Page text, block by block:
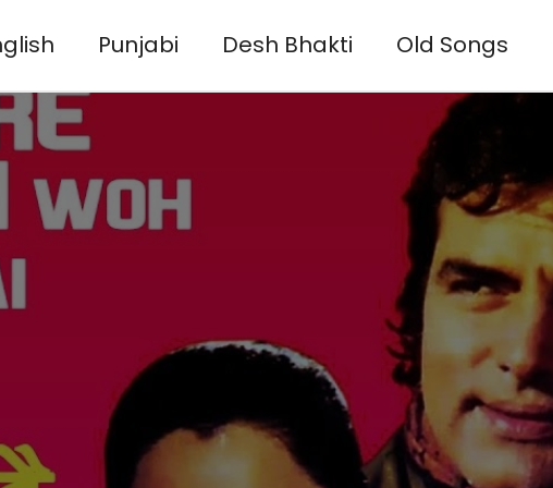
Punjabi Desh Bhakti Old Songs